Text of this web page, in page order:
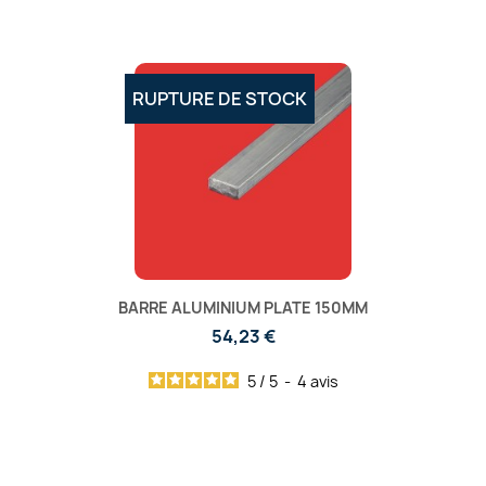
BARRE ALUMINIUM PLATE 150MM
54,23 €
5 / 5 - 4 avis
RUPTURE DE STOCK